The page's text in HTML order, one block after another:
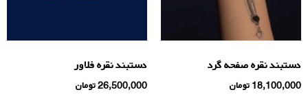
دستبند نقره صفحه گرد
18,100,000 تومان
دستبند نقره فلاور
26,500,000تومان